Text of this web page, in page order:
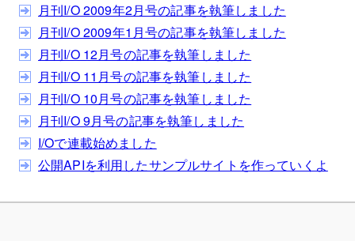
月刊I/O 2009年2月号の記事を執筆しました
月刊I/O 2009年1月号の記事を執筆しました
月刊I/O 12月号の記事を執筆しました
月刊I/O 11月号の記事を執筆しました
月刊I/O 10月号の記事を執筆しました
月刊I/O 9月号の記事を執筆しました
I/Oで連載始めました
公開APIを利用したサンプルサイトを作っていくよ